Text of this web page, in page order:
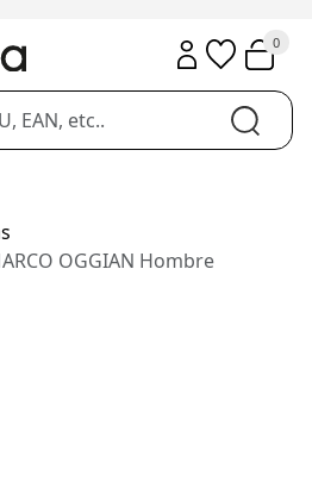
0
OGGIAN Hombre